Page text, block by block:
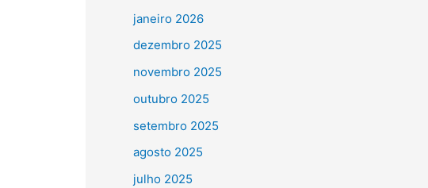
janeiro 2026
dezembro 2025
novembro 2025
outubro 2025
setembro 2025
agosto 2025
julho 2025